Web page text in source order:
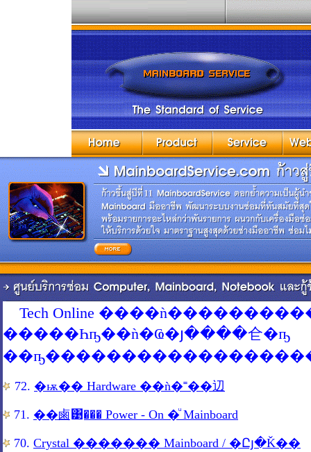
Tech Online
�����Һҧ��ǹ�Ҩ�յ����仺�ҧ
72. �ѭ�� Hardware ��ǹ�˭��辺
71. ��鹵͹��� Power - On �ͧ Mainboard
70. Crystal ������� Mainboard / �Ըյ�Ǩ��